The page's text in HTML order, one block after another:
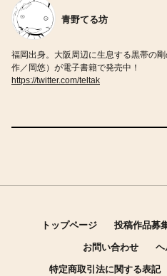
青野てる坊
福岡出身。大阪周辺に生息する黒帯の
作／岡悠）が電子書籍で発売中！
https://twitter.com/teltak
トップページ 投稿作品募
お問い合わせ ヘ
特定商取引法に関する表記